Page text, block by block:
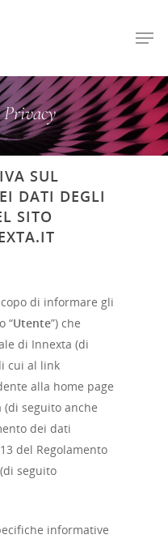
close
SUL
DATI DEGLI
SITO
di informare gli
“Utente”) che
di Innexta (di
cui al link
alla home page
seguito anche
dei dati
del Regolamento
seguito
informative